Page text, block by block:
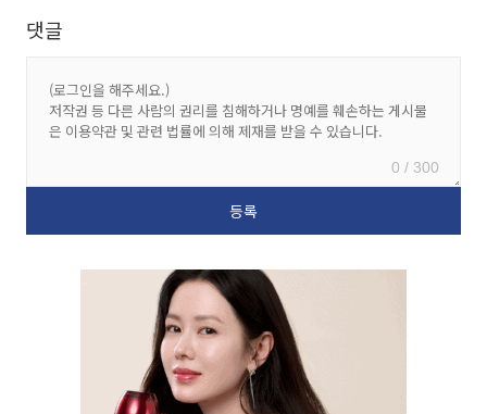
댓글
0 / 300